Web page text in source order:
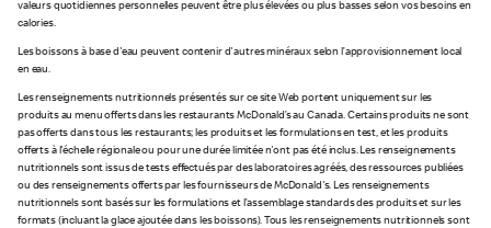
valeurs quotidiennes personnelles peuvent être plus élevées ou plus basses selon vos besoins en
calories.
Les boissons à base d'eau peuvent contenir d'autres minéraux selon l’approvisionnement local
en eau.
Les renseignements nutritionnels présentés sur ce site Web portent uniquement sur les
produits au menu offerts dans les restaurants McDonald’s au Canada. Certains produits ne sont
pas offerts dans tous les restaurants; les produits et les formulations en test, et les produits
offerts à l'échelle régionale ou pour une durée limitée n'ont pas été inclus. Les renseignements
nutritionnels sont issus de tests effectués par des laboratoires agréés, des ressources publiées
ou des renseignements offerts par les fournisseurs de McDonald's. Les renseignements
nutritionnels sont basés sur les formulations et l’assemblage standards des produits et sur les
formats (incluant la glace ajoutée dans les boissons). Tous les renseignements nutritionnels sont